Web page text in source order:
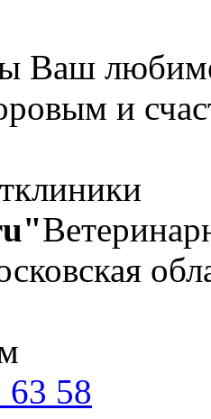
Ваш
и
63 58